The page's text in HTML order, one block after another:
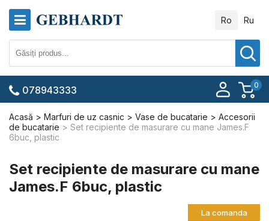
Ro Ru
0
078943333
Acasă Marfuri de uz casnic Vase de bucatarie
Accesorii
de bucatarie
Set recipiente de masurare cu mane James.F
6buc, plastic
Set recipiente de masurare cu mane
James.F 6buc, plastic
La comanda